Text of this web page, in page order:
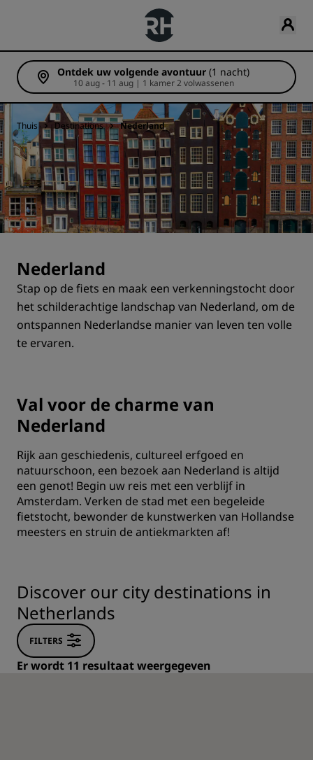
Ontdek uw volgende avontuur (1 nacht)
10 aug - 11 aug | 1 kamer 2 volwassenen
Thuis Destinations Nederland
Nederland
Stap op de fiets en maak een verkenningstocht door
het schilderachtige landschap van Nederland, om de
ontspannen Nederlandse manier van leven ten volle
te ervaren.
Val voor de charme van
Nederland
Rijk aan geschiedenis, cultureel erfgoed en
natuurschoon, een bezoek aan Nederland is altijd
een genot! Begin uw reis met een verblijf in
Amsterdam. Verken de stad met een begeleide
fietstocht, bewonder de kunstwerken van Hollandse
meesters en struin de antiekmarkten af!
Discover our city destinations in
Netherlands
FILTERS
Er wordt 11 resultaat weergegeven